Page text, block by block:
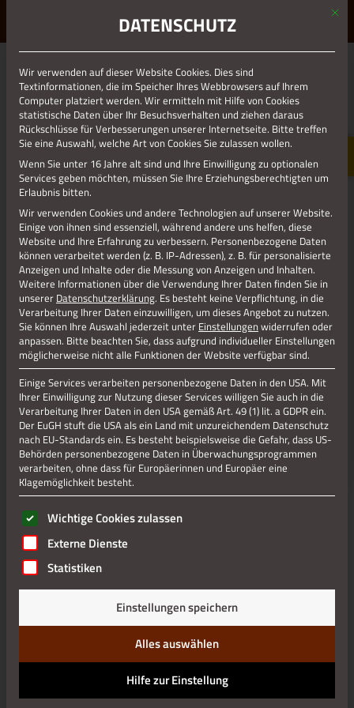
ERLEBE STOLBERG.ERLEBE DICH.
Datenschutz
Impressum
Mit
DATENSCHUTZ
Wir verwenden auf dieser Website Cookies. Dies sind
Textinformationen, die im Speicher Ihres Webbrowsers auf Ihrem
Computer platziert werden. Wir ermitteln mit Hilfe von Cookies
statistische Daten über Ihr Besuchsverhalten und ziehen daraus
Rückschlüsse für Verbesserungen unserer Internetseite. Bitte treffen
Sie eine Auswahl, welche Art von Cookies Sie zulassen wollen.
Wenn Sie unter 16 Jahre alt sind und Ihre Einwilligung zu optionalen
Services geben möchten, müssen Sie Ihre Erziehungsberechtigten um
Erlaubnis bitten.
Wir verwenden Cookies und andere Technologien auf unserer Website.
Einige von ihnen sind essenziell, während andere uns helfen, diese
Website und Ihre Erfahrung zu verbessern. Personenbezogene Daten
können verarbeitet werden (z. B. IP-Adressen), z. B. für personalisierte
Anzeigen und Inhalte oder die Messung von Anzeigen und Inhalten.
Weitere Informationen über die Verwendung Ihrer Daten finden Sie in
unserer Datenschutzerklärung. Es besteht keine Verpflichtung, in die
Verarbeitung Ihrer Daten einzuwilligen, um dieses Angebot zu nutzen.
Sie können Ihre Auswahl jederzeit unter Einstellungen widerrufen oder
anpassen. Bitte beachten Sie, dass aufgrund individueller Einstellungen
möglicherweise nicht alle Funktionen der Website verfügbar sind.
Einige Services verarbeiten personenbezogene Daten in den USA. Mit
Ihrer Einwilligung zur Nutzung dieser Services willigen Sie auch in die
Verarbeitung Ihrer Daten in den USA gemäß Art. 49 (1) lit. a GDPR ein.
Der EuGH stuft die USA als ein Land mit unzureichendem Datenschutz
nach EU-Standards ein. Es besteht beispielsweise die Gefahr, dass US-
Behörden personenbezogene Daten in Überwachungsprogrammen
verarbeiten, ohne dass für Europäerinnen und Europäer eine
Klagemöglichkeit besteht.
Es folgt eine Liste der Service-Gruppen, für die eine
Wichtige Cookies zulassen
Externe Dienste
Statistiken
Einstellungen speichern
Alles auswählen
Hilfe zur Einstellung